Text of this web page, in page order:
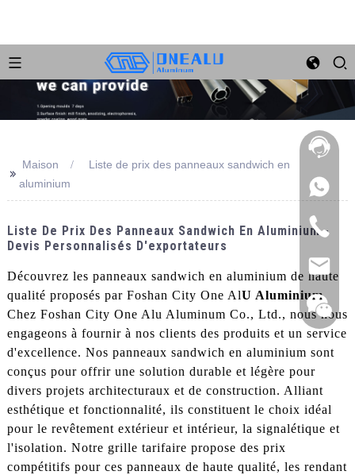
>>
Maison
Liste de prix des panneaux sandwich en
aluminium
Liste De Prix Des Panneaux Sandwich En Aluminium -
Devis Personnalisés D'exportateurs
Découvrez les panneaux sandwich en aluminium de haute
qualité proposés par Foshan City One AlU Aluminium
Chez Foshan City One Alu Aluminum Co., Ltd., nous nous
engageons à fournir à nos clients des produits et un service
d'excellence. Nos panneaux sandwich en aluminium sont
conçus pour offrir une solution durable et légère pour
divers projets architecturaux et de construction. Alliant
esthétique et fonctionnalité, ils constituent le choix idéal
pour le revêtement extérieur et intérieur, la signalétique et
l'isolation. Notre grille tarifaire propose des prix
compétitifs pour ces panneaux de haute qualité, les rendant